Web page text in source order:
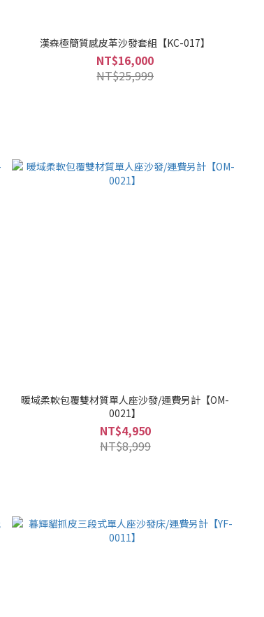
漢森極簡質感皮革沙發套組【KC-017】
NT$16,000
NT$25,999
暖域柔軟包覆雙材質單人座沙發/運費另計【OM-
0021】
NT$4,950
NT$8,999